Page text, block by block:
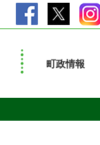
町政情報